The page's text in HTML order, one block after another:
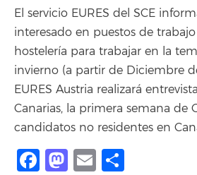
El servicio EURES del SCE
interesado en puestos de
hostelería para trabajar en la
invierno (a partir de Diciembre
EURES Austria realizará
Canarias, la primera semana de
candidatos no residentes en
Facebook
Mastodon
Email